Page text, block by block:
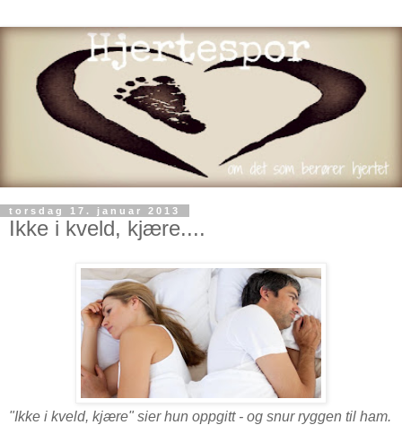
torsdag 17. januar 2013
Ikke i kveld, kjære....
"Ikke i kveld, kjære" sier hun oppgitt - og snur ryggen til ham.